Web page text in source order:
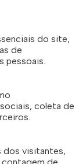
do site,
de
pessoais.
coleta de
dos visitantes,
de